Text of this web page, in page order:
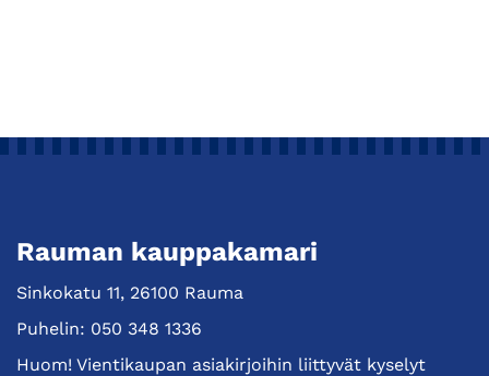
Rauman kauppakamari
Sinkokatu 11, 26100 Rauma
Puhelin: 050 348 1336
Huom! Vientikaupan asiakirjoihin liittyvät kyselyt